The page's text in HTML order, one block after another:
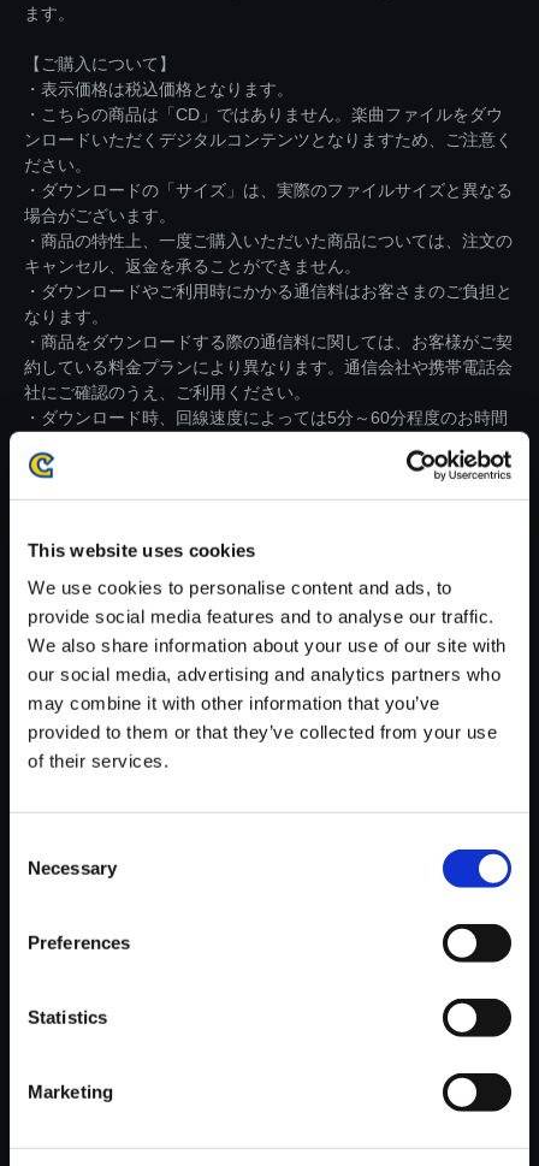
This website uses cookies
We use cookies to personalise content and ads, to
provide social media features and to analyse our traffic.
We also share information about your use of our site with
our social media, advertising and analytics partners who
may combine it with other information that you’ve
provided to them or that they’ve collected from your use
of their services.
Selection
Necessary
Preferences
Statistics
Marketing
ます。
【ご購入について】
・表示価格は税込価格となります。
・こちらの商品は「CD」ではありません。楽曲ファイルをダウ
ンロードいただくデジタルコンテンツとなりますため、ご注意く
ださい。
・ダウンロードの「サイズ」は、実際のファイルサイズと異なる
場合がございます。
・商品の特性上、一度ご購入いただいた商品については、注文の
キャンセル、返金を承ることができません。
・ダウンロードやご利用時にかかる通信料はお客さまのご負担と
なります。
・商品をダウンロードする際の通信料に関しては、お客様がご契
約している料金プランにより異なります。通信会社や携帯電話会
社にご確認のうえ、ご利用ください。
・ダウンロード時、回線速度によっては5分～60分程度のお時間
※ご購入いただいたファイルのダウンロードの際には、通信環境
【単曲】ブレス オブ ファイア3
サウンドコレクション 頑張れ！
150円
おすすめ商品